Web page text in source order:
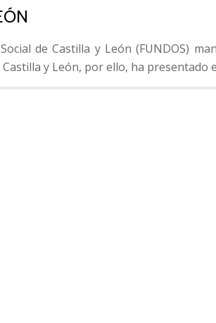
de Castilla y León (FUNDOS)
y León, por ello, ha presentado